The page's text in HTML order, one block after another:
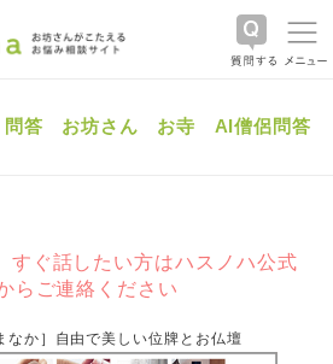
問答 お坊さん お寺 AI僧侶問答
すぐ話したい方はハスノハ公式
らご連絡ください
なか］自由で美しい位牌とお仏壇